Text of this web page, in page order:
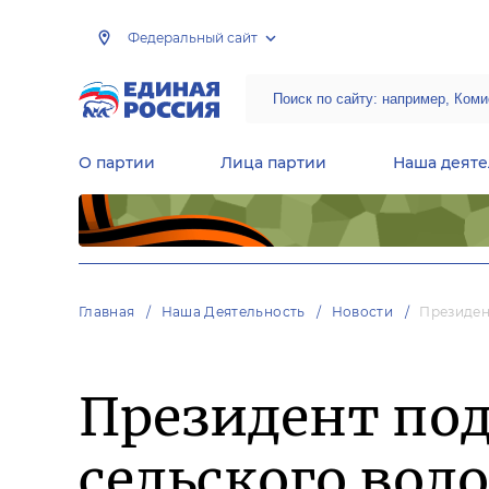
Федеральный сайт
О партии Лица партии Наша
Главная Наша Деятельность Новости
Президент